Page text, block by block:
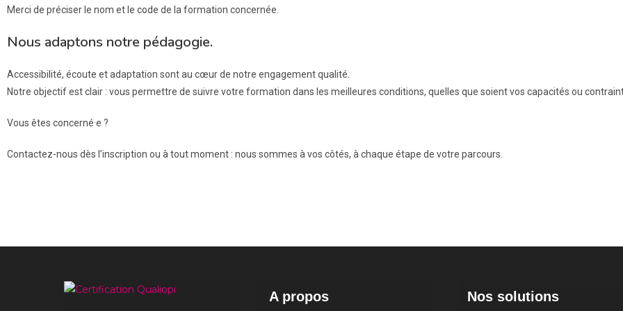
Merci de préciser le nom et le code de la formation concernée.
Nous adaptons notre pédagogie.
Accessibilité, écoute et adaptation sont au cœur de notre engagement qualité.
Notre objectif est clair : vous permettre de suivre votre formation dans les meilleures conditions, quelles que soient vos capacités ou
Vous êtes concerné·e ?
Contactez-nous dès l’inscription ou à tout moment : nous sommes à vos côtés, à chaque étape de votre parcours.
A propos Nos solutions